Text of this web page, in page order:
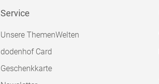
Service
Unsere ThemenWelten
dodenhof Card
Geschenkkarte